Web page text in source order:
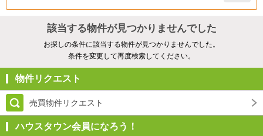
該当する物件が見つかりませんでした
お探しの条件に該当する物件が見つかりませんでした。
条件を変更して再度検索してください。
物件リクエスト
売買物件リクエスト
ハウスタウン会員になろう！